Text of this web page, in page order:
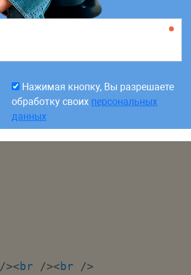
/><br /><br
/>
Нажимая кнопку, Вы разрешаете
данных
Нажимая кнопку, Вы разрешаете
обработку своих персональных
данных